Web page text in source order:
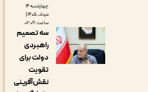
چهارشنبه ۱۴
مرداد, ۱۴۰۵ |
سه تصمیم
راهبردی
دولت برای
نقش‌آفرینی